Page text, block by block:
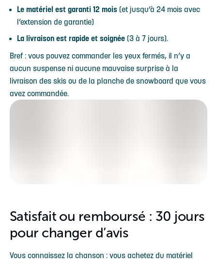
Le matériel est garanti 12 mois (et jusqu’à 24 mois avec
l’extension de garantie)
La livraison est rapide et soignée (3 à 7 jours).
Bref : vous pouvez commander les yeux fermés, il n’y a
aucun suspense ni aucune mauvaise surprise à la
livraison des skis ou de la planche de snowboard que vous
avez commandée.
Satisfait ou remboursé : 30 jours
pour changer d’avis
Vous connaissez la chanson : vous achetez du matériel